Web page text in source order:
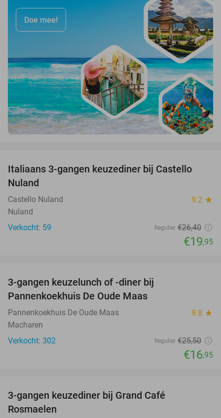
Doe mee!
24%
Italiaans 3-gangen keuzediner bij Castello
Nuland
Castello Nuland 9.2 star
Nuland
Verkocht: 59
Regulier €26,40
€19,95
3-gangen keuzelunch of -diner bij
Pannenkoekhuis De Oude Maas
Pannenkoekhuis De Oude Maas 9.8 star
Macharen
Verkocht: 302
Regulier €25,50
€16,95
3-gangen keuzediner bij Grand Café
Rosmaelen